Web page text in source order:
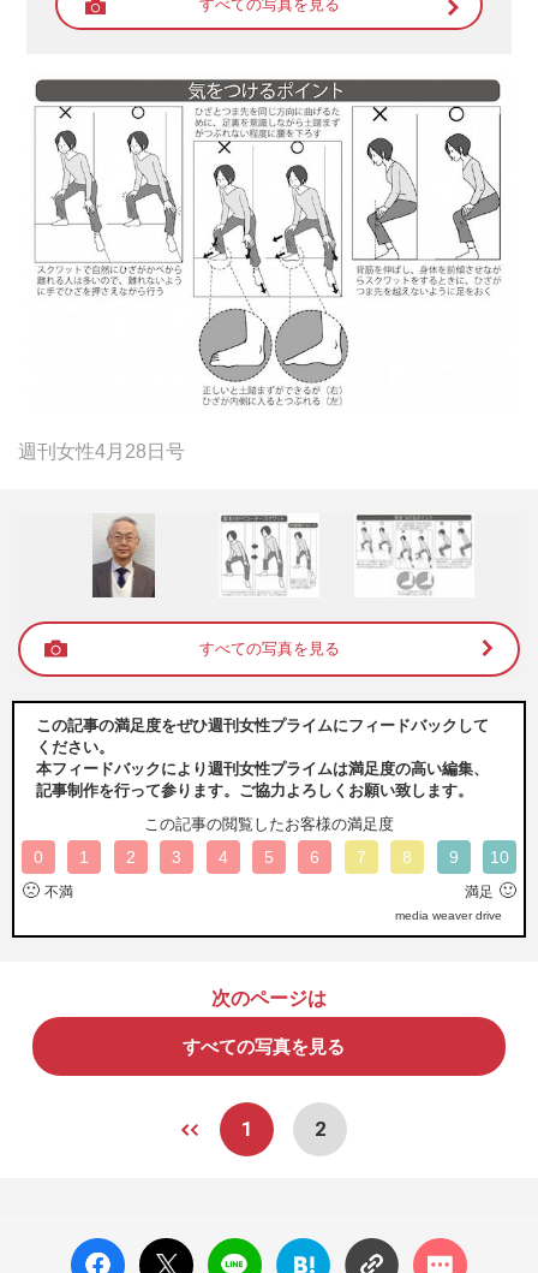
すべての写真を見る
週刊女性4月28日号
すべての写真を見る
この記事の満足度をぜひ週刊女性プライムにフィードバックして
ください。
本フィードバックにより週刊女性プライムは満足度の高い編集、
記事制作を行って参ります。ご協力よろしくお願い致します。
この記事の閲覧したお客様の満足度
0 1 2 3 4 5 6 7 8 9 10
🙁 不満 満足 🙂
media weaver drive
次のページは
すべての写真を見る
1 2
facebo
X ポス
LINE
はてな
コメン